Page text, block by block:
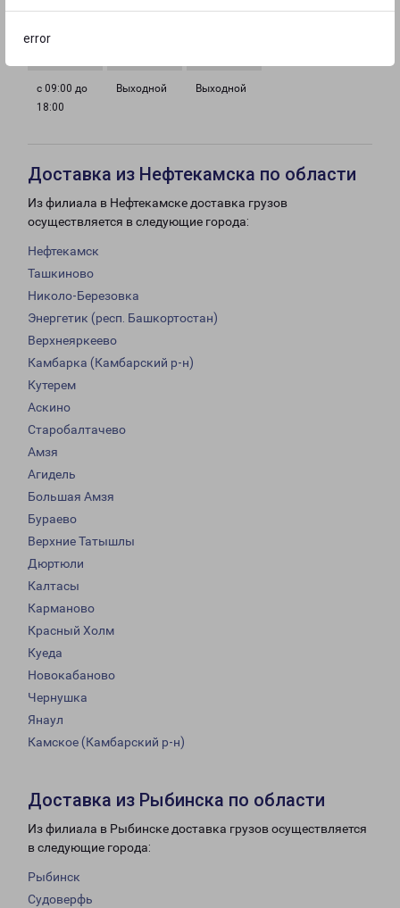
error
с 09:00 до
с 09:00 до
с 09:00 до
с 09:00 до
с 09:00 до
18:00
Выходной Выходной
Доставка из Нефтекамска по области
Из филиала в Нефтекамске доставка грузов
осуществляется в следующие города:
Нефтекамск
Ташкиново
Николо-Березовка
Энергетик (респ. Башкортостан)
Верхнеяркеево
Камбарка (Камбарский р-н)
Кутерем
Аскино
Старобалтачево
Амзя
Агидель
Большая Амзя
Бураево
Верхние Татышлы
Дюртюли
Калтасы
Карманово
Красный Холм
Куеда
Новокабаново
Чернушка
Янаул
Камское (Камбарский р-н)
Доставка из Рыбинска по области
Из филиала в Рыбинске доставка грузов осуществляется
в следующие города:
Рыбинск
Судоверфь